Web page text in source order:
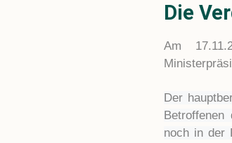
Die
Am
Der
noch in der